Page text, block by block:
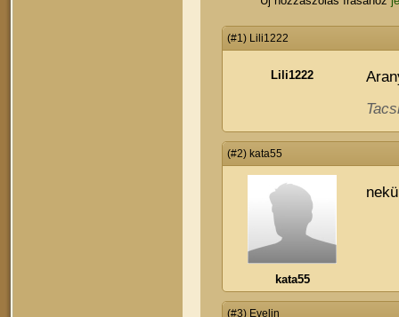
(#1) Lili1222
Lili1222
(#2) kata55
kata55
(#3) Evelin